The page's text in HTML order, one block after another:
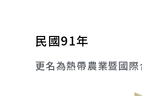
民國91年
更名為熱帶農業暨國